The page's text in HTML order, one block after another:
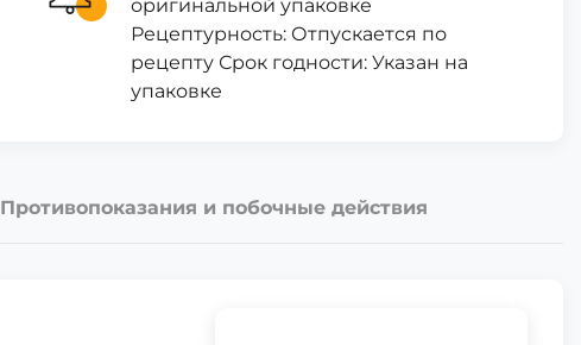
оригинальной упаковке
Рецептурность: Отпускается по
рецепту Срок годности: Указан на
упаковке
Противопоказания и побочные действия